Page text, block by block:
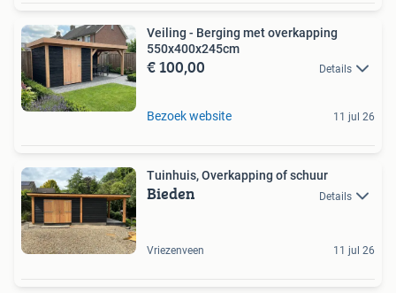
Veiling - Berging met overkapping
550x400x245cm
€ 100,00 Details
Bezoek website 11 jul 26
Tuinhuis, Overkapping of schuur
Bieden Details
Vriezenveen 11 jul 26